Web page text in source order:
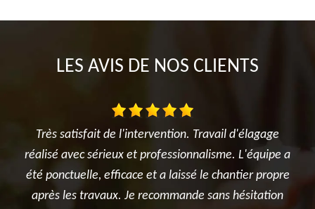
LES AVIS DE NOS CLIENTS
Travail d'élagage
L'équipe a
et a laissé le chantier propre
sans hésitation
Je suis ravi des travaux
l'élagage du cerisier,
et surtout le terrassement et
potager. Je recommande